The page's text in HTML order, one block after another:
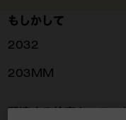
もしかして
2032
203MM
関連する検索キーワー